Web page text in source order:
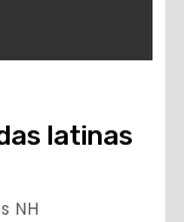
latinas
NH